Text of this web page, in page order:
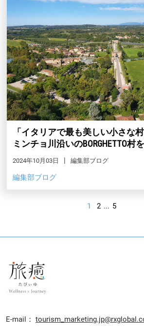
「イタリアで最も美しい小さな
ミンチョ川沿いのBORGHETTO村
2024年10月03日 編集部ブログ
編集部ブログ
1 2 ... 5
E-mail：